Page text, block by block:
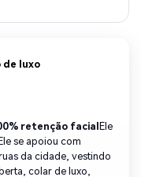
de luxo
retenção facial Ele
se apoiou com
da cidade, vestindo
colar de luxo,